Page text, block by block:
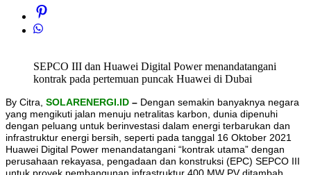
SEPCO III dan Huawei Digital Power menandatangani
kontrak pada pertemuan puncak Huawei di Dubai
By Citra, SOLARENERGI.ID – Dengan semakin banyaknya negara
yang mengikuti jalan menuju netralitas karbon, dunia dipenuhi
dengan peluang untuk berinvestasi dalam energi terbarukan dan
infrastruktur energi bersih, seperti pada tanggal 16 Oktober 2021
Huawei Digital Power menandatangani “kontrak utama” dengan
perusahaan rekayasa, pengadaan dan konstruksi (EPC) SEPCO III